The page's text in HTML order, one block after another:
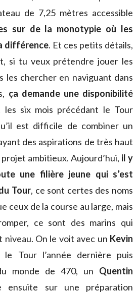
de 7,25 mètres accessible
sur de la monotypie où les
différence. Et ces petits détails,
si tu veux prétendre jouer les
les chercher en naviguant dans
ça demande une disponibilité
les six mois précédant le Tour
est difficile de combiner un
des aspirations de très haut
ambitieux. Aujourd’hui, il y
une filière jeune qui s’est
Tour, ce sont certes des noms
ceux de la course au large, mais
ce sont des marins qui
On le voit avec un Kevin
le Tour l’année dernière puis
monde de 470, un Quentin
ensuite sur une préparation